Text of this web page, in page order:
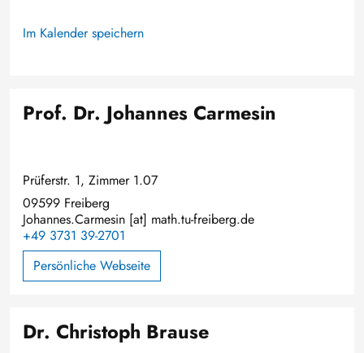
Im Kalender speichern
Prof. Dr. Johannes Carmesin
Prüferstr. 1, Zimmer 1.07
09599 Freiberg
Johannes.Carmesin [at] math.tu-freiberg.de
+49 3731 39-2701
Persönliche Webseite
Dr. Christoph Brause